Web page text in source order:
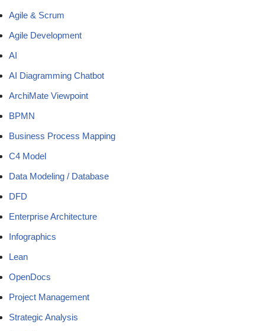
Agile & Scrum
Agile Development
AI
AI Diagramming Chatbot
ArchiMate Viewpoint
BPMN
Business Process Mapping
C4 Model
Data Modeling / Database
DFD
Enterprise Architecture
Infographics
Lean
OpenDocs
Project Management
Strategic Analysis